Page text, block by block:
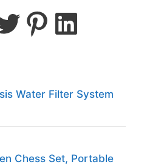
Water Filter System
Chess Set, Portable